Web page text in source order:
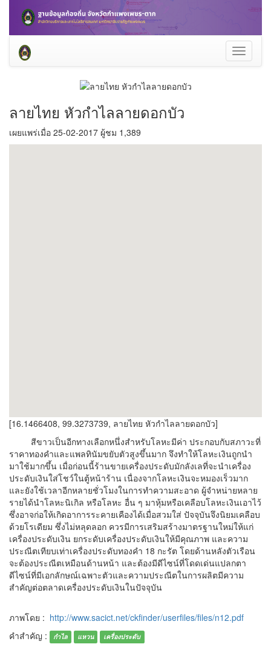
Toggle
ลายไทย หัวกำไลลายดอกบัว
เผยแพร่เมื่อ 25-02-2017 ผู้ชม 1,389
[16.1466408, 99.3273739, ลายไทย หัวกำไลลายดอกบัว]
สีขาวเป็นอีกทางเลือกหนึ่งสำหรับโลหะมีค่า ประกอบกับสภาวะที่
ราคาทองคำและแพลทินัมขยับตัวสูงขึ้นมาก จึงทำให้โลหะเงินถูกนำ
มาใช้มากขึ้น เมื่อก่อนนี้ร้านขายเครื่องประดับมักลังเลที่จะนำเครื่อง
ประดับเงินใส่โชว์ในตู้หน้าร้าน เนื่องจากโลหะเงินจะหมองเร็วมาก
และยังใช้เวลาอีกหลายชั่วโมงในการทำความสะอาด ผู้จำหน่ายหลาย
รายได้นำโลหะนิเกิล หรือโลหะ อื่น ๆ มาหุ้มหรือเคลือบโลหะเงินเอาไว้
ซึ่งอาจก่อให้เกิดอาการระคายเคืองได้เมื่อสวมใส่ ปัจจุบันจึงนิยมเคลือบ
ด้วยโรเดียม ซึ่งไม่หลุดลอก ควรมีการเสริมสร้างมาตรฐานใหม่ให้แก่
เครื่องประดับเงิน ยกระดับเครื่องประดับเงินให้มีคุณภาพ และความ
ประณีตเทียบเท่าเครื่องประดับทองคำ 18 กะรัต โดยด้านหลังตัวเรือน
จะต้องประณีตเหมือนด้านหน้า และต้องมีดีไซน์ที่โดดเด่นแปลกตา
ดีไซน์ที่มีเอกลักษณ์เฉพาะตัวและความประณีตในการผลิตมีความ
สำคัญต่อตลาดเครื่องประดับเงินในปัจจุบัน
ภาพโดย : http://www.sacict.net/ckfinder/userfiles/files/n12.pdf
คำสำคัญ :
กำไล แหวน เครื่องประดับ